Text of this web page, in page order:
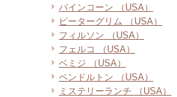
パインコーン （USA）
ピーターグリム （USA）
フィルソン （USA）
フェルコ （USA）
ベミジ （USA）
ペンドルトン （USA）
ミステリーランチ （USA）